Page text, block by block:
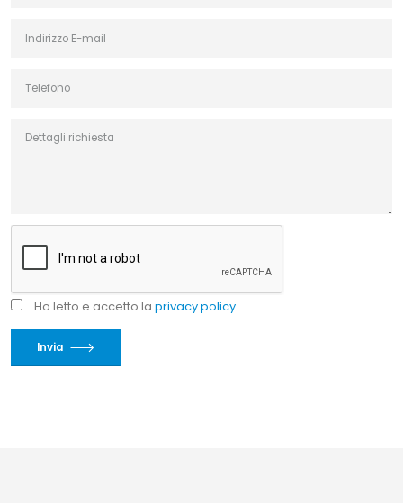
Ho letto e accetto la privacy policy.
Invia